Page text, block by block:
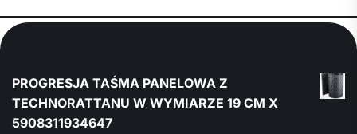
PROGRESJA TAŚMA PANELOWA Z
TECHNORATTANU W WYMIARZE 19 CM X
5908311934647